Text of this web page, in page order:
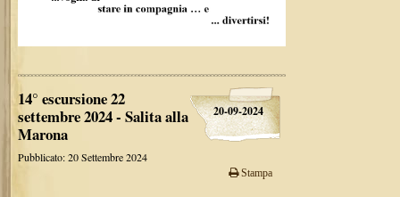
20-09-2024
14° escursione 22
settembre 2024 - Salita alla
Marona
Pubblicato: 20 Settembre 2024
Stampa